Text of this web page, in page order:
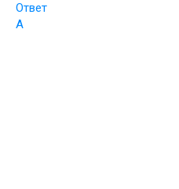
Ответ
A